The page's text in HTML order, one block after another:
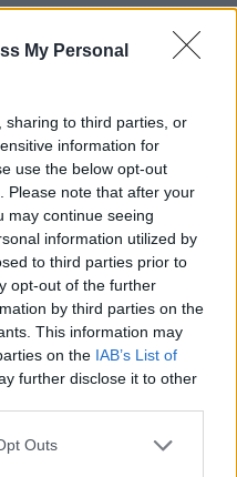
My Personal
sharing to third parties, or
information for
use the below opt-out
Please note that after your
may continue seeing
information utilized by
to third parties prior to
opt-out of the further
by third parties on the
This information may
on the IAB’s List of
further disclose it to other
Outs
is
költségvetést –
kormányülésen
tudják is
mivel a megyei
van ezekre, és
szerződéseket –
Henning
Tanácsának
viszont
ebben a